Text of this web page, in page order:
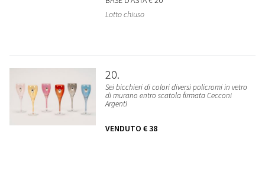
Lotto chiuso
20
Sei bicchieri di colori diversi policromi in vetro
di murano entro scatola firmata Cecconi
Argenti
VENDUTO € 38